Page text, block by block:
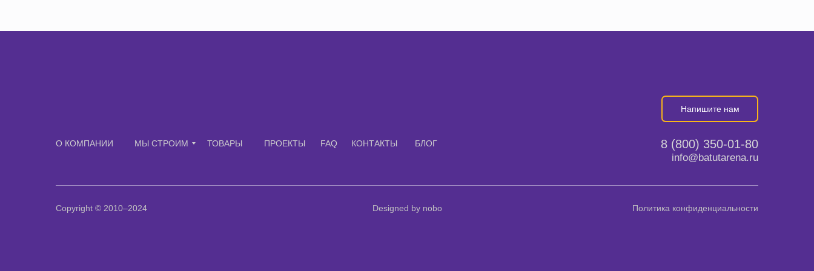
О КОМПАНИИ МЫ СТРОИМ ТОВАРЫ
Напишите нам
ПРОЕКТЫ 8 (800) 350-01-80
FAQ
info@batutarena.ru
КОНТАКТЫ БЛОГ
Copyright © 2010–2024 Designed by nobo Политика конфиденциальности